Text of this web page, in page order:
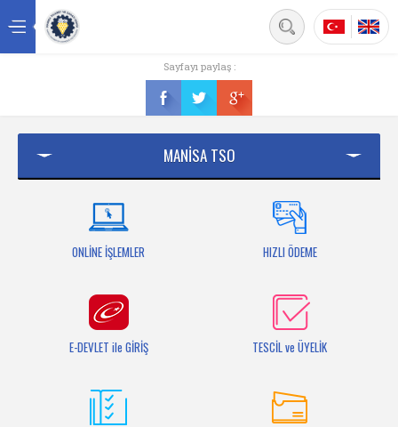
Üyelik
Bilgi Bankası
Sayfayı paylaş :
MANİSA TSO
ONLİNE İŞLEMLER HIZLI ÖDEME
E-DEVLET ile GİRİŞ TESCİL ve ÜYELİK